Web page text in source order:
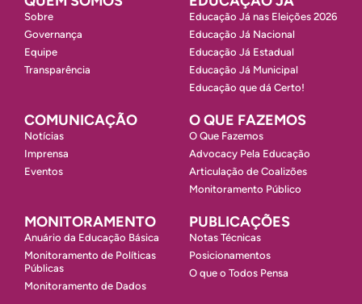
Sobre
Governança
Equipe
Transparência
Educação Já nas Eleições 2026
Educação Já Nacional
Educação Já Estadual
Educação Já Municipal
Educação que dá Certo!
COMUNICAÇÃO
Notícias
Imprensa
Eventos
O QUE FAZEMOS
O Que Fazemos
Advocacy Pela Educação
Articulação de Coalizões
Monitoramento Público
MONITORAMENTO
Anuário da Educação Básica
Monitoramento de Políticas
Públicas
Monitoramento de Dados
PUBLICAÇÕES
Notas Técnicas
Posicionamentos
O que o Todos Pensa